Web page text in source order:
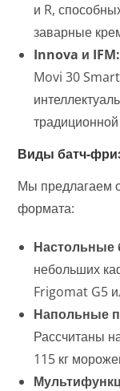
и R,
заварные
Innova и IFM:
Movi 30
Виды батч-
Мы предлагаем
формата:
Настольные
небольших
Frigomat G5
Напольные
Рассчитаны
115 кг